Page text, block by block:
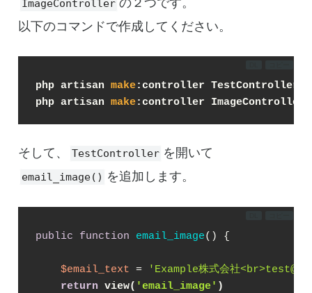
ImageController
以下のコマンドで作成してください。
php artisan make:controller TestController
php artisan make:controller ImageController
そして、 TestController を開いて
email_image() を追加します。
public function email_image( ) {
$email_text =
'Example株式会社
return view( 'email_image' )